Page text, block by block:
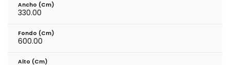
Ancho (cm)
330.00
Fondo (cm)
600.00
Alto (cm)